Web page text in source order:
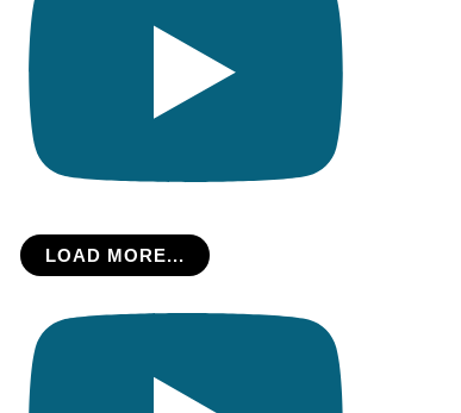
LOAD MORE...